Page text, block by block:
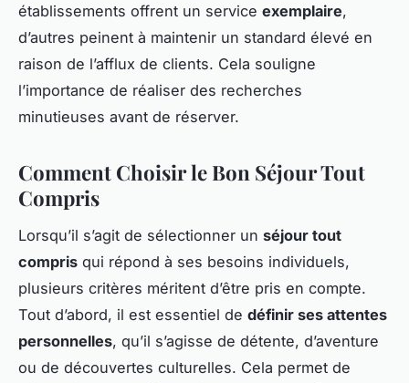
établissements offrent un service exemplaire,
d’autres peinent à maintenir un standard élevé en
raison de l’afflux de clients. Cela souligne
l’importance de réaliser des recherches
minutieuses avant de réserver.
Comment Choisir le Bon Séjour Tout
Compris
Lorsqu’il s’agit de sélectionner un séjour tout
compris qui répond à ses besoins individuels,
plusieurs critères méritent d’être pris en compte.
Tout d’abord, il est essentiel de définir ses attentes
personnelles, qu’il s’agisse de détente, d’aventure
ou de découvertes culturelles. Cela permet de